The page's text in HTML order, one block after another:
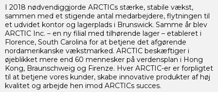
I 2018 nødvendiggjorde ARCTICs stærke, stabile vækst,
sammen med et stigende antal medarbejdere, flytningen til
et udvidet kontor og lagerplads i Brunswick. Samme år blev
ARCTIC Inc. – en ny filial med tilhørende lager – etableret i
Florence, South Carolina for at betjene det afgørende
nordamerikanske vækstmarked. ARCTIC beskæftiger i
øjeblikket mere end 60 mennesker på verdensplan i Hong
Kong, Braunschweig og Firenze. Hver ARCTIC-er er forpligtet
til at betjene vores kunder, skabe innovative produkter af høj
kvalitet og arbejde hen imod ARCTICs succes.